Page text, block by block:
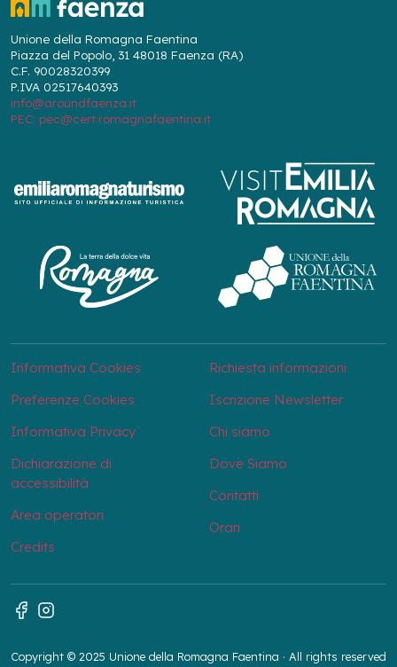
Unione della Romagna Faentina
Piazza del Popolo, 31 48018 Faenza (RA)
C.F. 90028320399
P.IVA 02517640393
info@aroundfaenza.it
PEC: pec@cert.romagnafaentina.it
Informativa Cookies
Preferenze Cookies
Informativa Privacy
Dichiarazione di
accessibilità
Area operatori
Credits
Richiesta informazioni
Iscrizione Newsletter
Chi siamo
Dove Siamo
Contatti
Orari
Copyright © 2025 Unione della Romagna Faentina · All rights reserved